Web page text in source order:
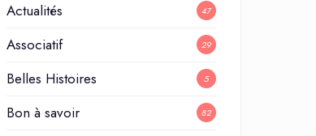
Actualités 47
Associatif 29
Belles Histoires 5
Bon à savoir 82